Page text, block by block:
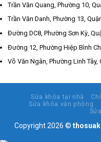
Trần Văn Quang, Phường 10,
Trần Văn Danh, Phường 13,
Đường DC8, Phường Sơn Kỳ,
Đường 12, Phường Hiệp Bình
Võ Văn Ngân, Phường Linh Tây,
Sửa khóa tại nhà
Sửa khóa văn phòng
Copyright 2026 ©